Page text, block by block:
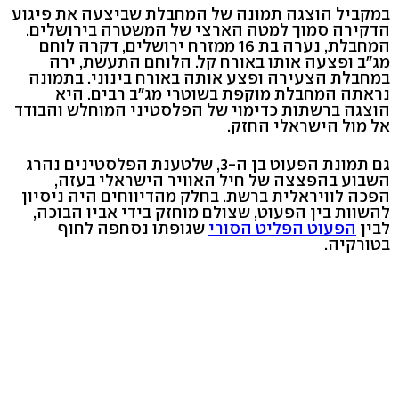
במקביל הוצגה תמונה של המחבלת שביצעה את פיגוע
הדקירה סמוך למטה הארצי של המשטרה בירושלים.
המחבלת, נערה בת 16 ממזרח ירושלים, דקרה לוחם
מג"ב ופצעה אותו באורח קל. הלוחם התעשת, ירה
במחבלת הצעירה ופצע אותה באורח בינוני. בתמונה
נראתה המחבלת מוקפת בשוטרי מג"ב רבים. היא
הוצגה ברשתות כדימוי של הפלסטיני המוחלש והבודד
אל מול הישראלי החזק.
גם תמונת הפעוט בן ה-3, שלטענת הפלסטינים נהרג
השבוע בהפצצה של חיל האוויר הישראלי בעזה,
הפכה לוויראלית ברשת. בחלק מהדיווחים היה ניסיון
להשוות בין הפעוט, שצולם מוחזק בידי אביו הבוכה,
לבין הפעוט הפליט הסורי שגופתו נסחפה לחוף
בטורקיה.